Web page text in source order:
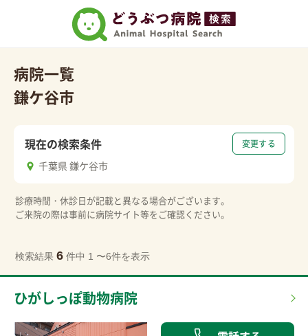
病院一覧
鎌ケ谷市
変更する
現在の検索条件
千葉県 鎌ケ谷市
診療時間・休診日が記載と異なる場合がございます。
ご来院の際は事前に病院サイト等をご確認ください。
検索結果 6 件中 1 〜6件を表示
ひがしっぽ動物病院